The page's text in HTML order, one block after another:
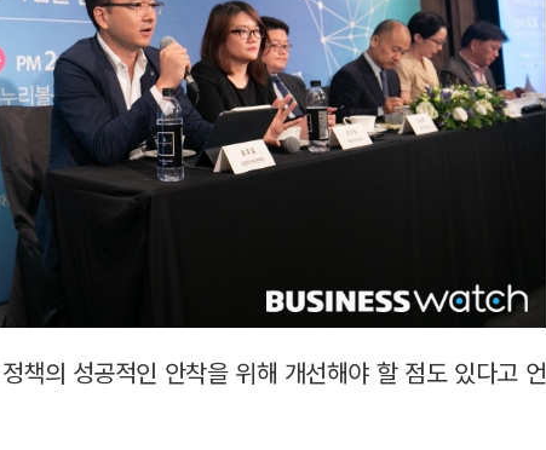
책의 성공적인 안착을 위해 개선해야 할 점도 있다고 언